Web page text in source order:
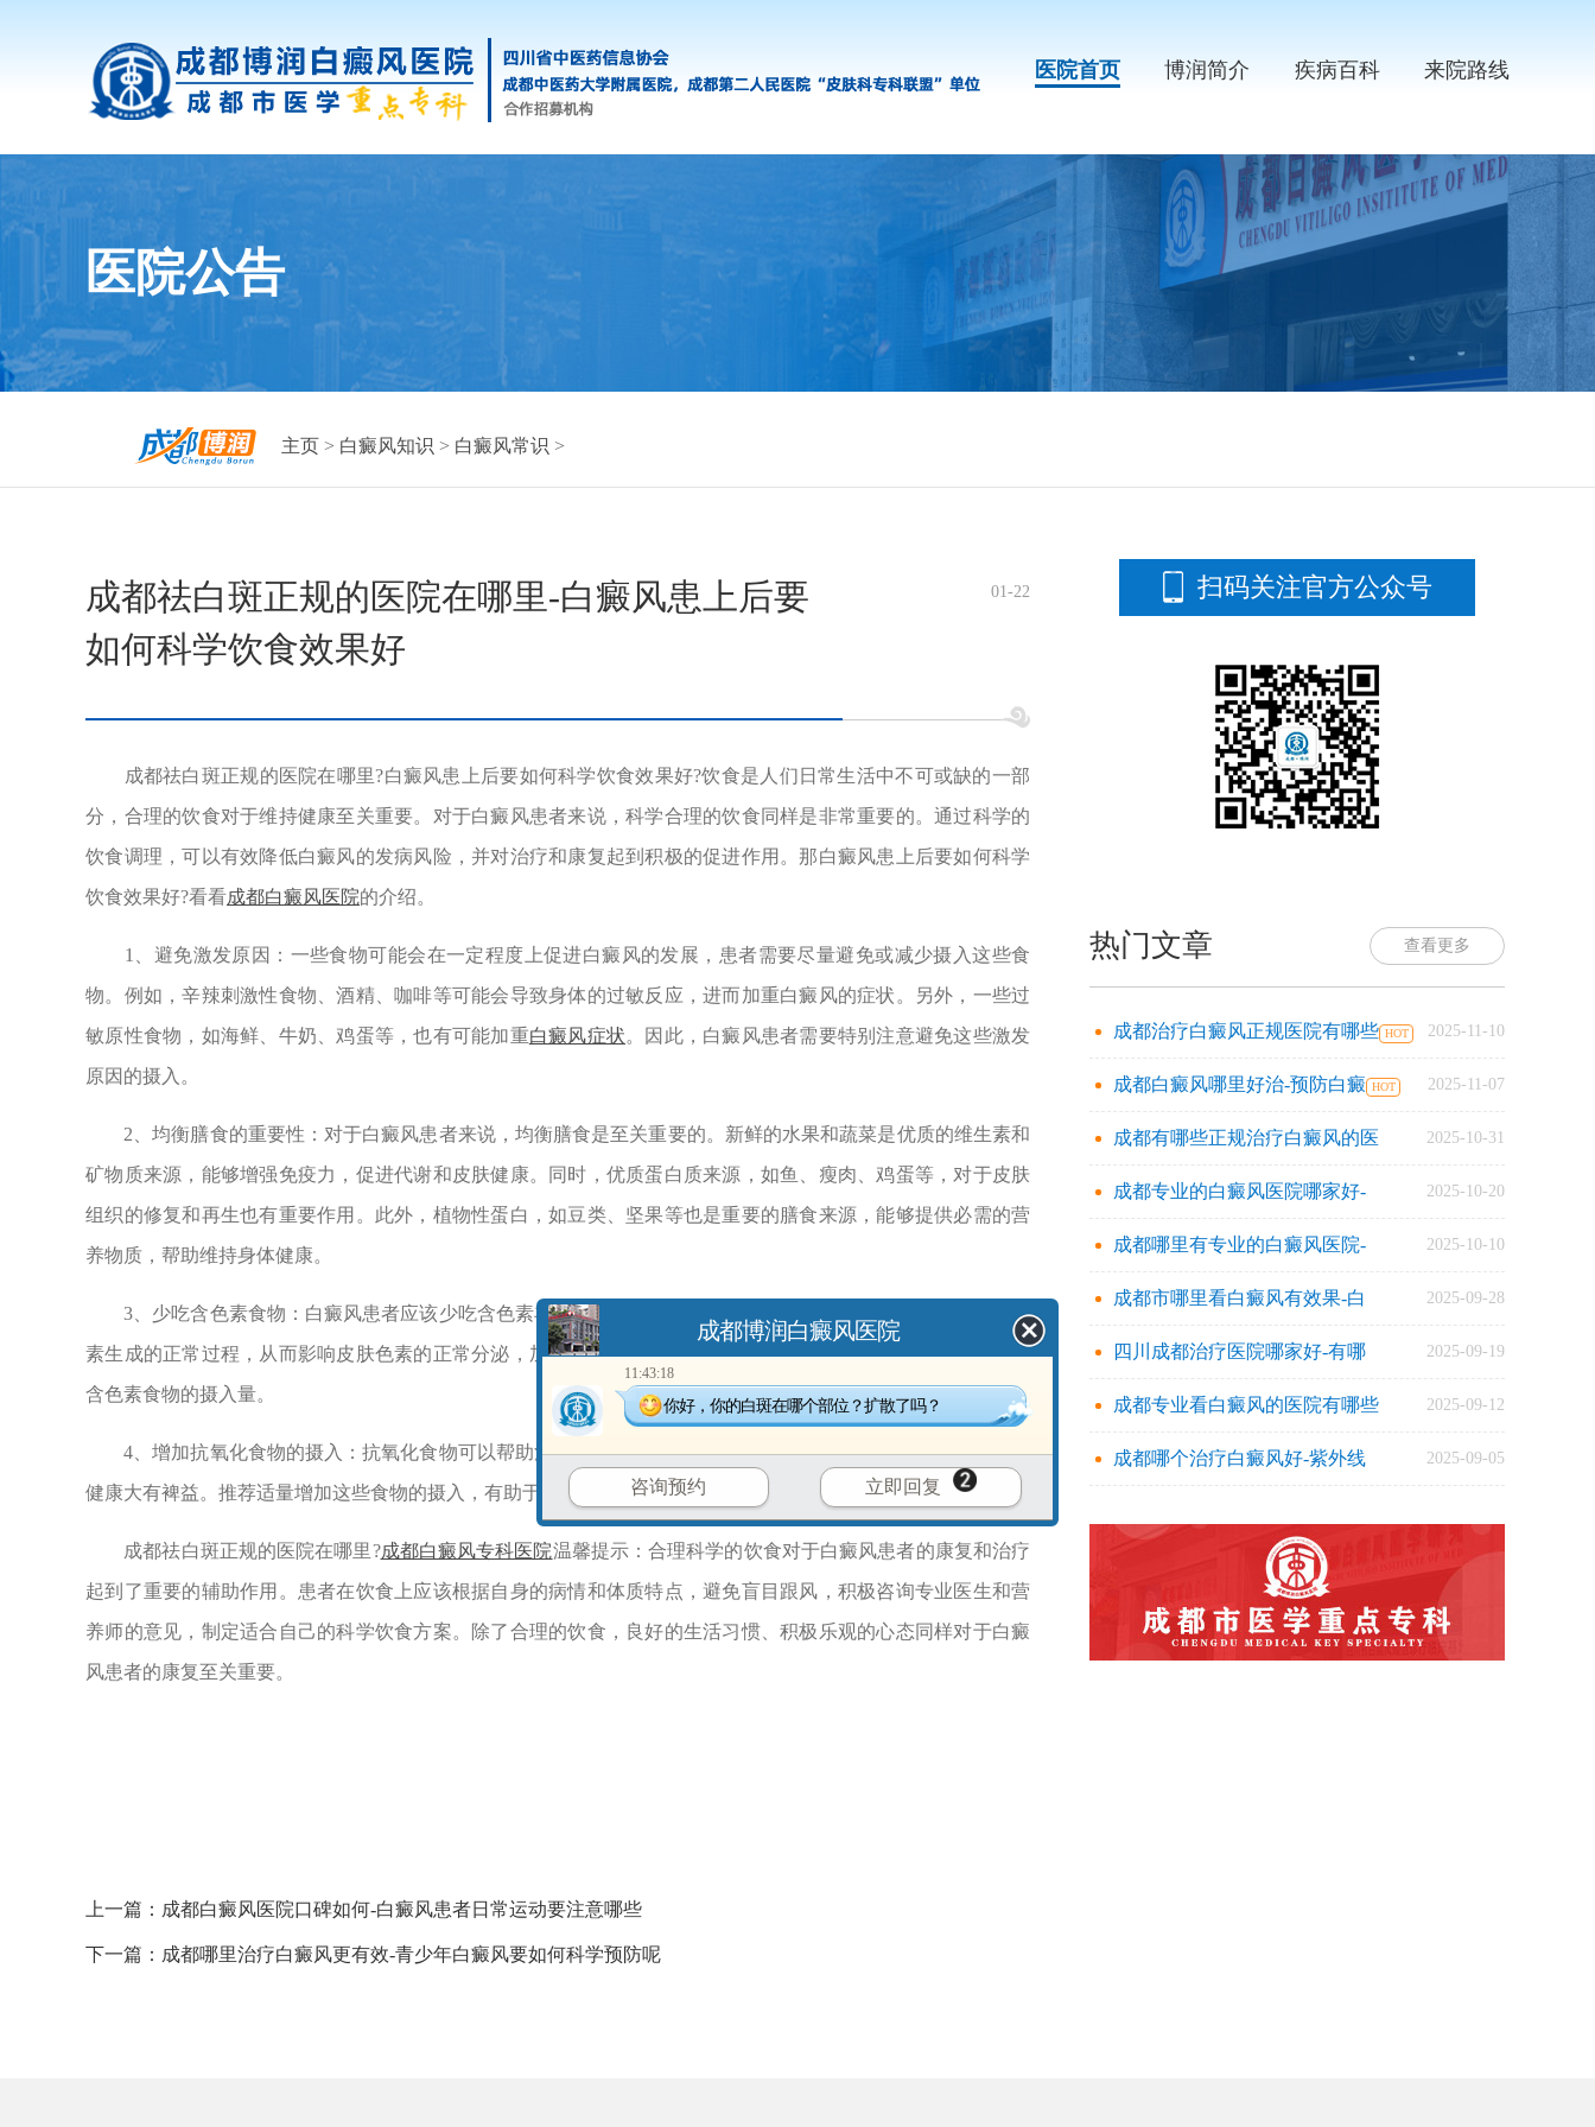
医院首页 博润简介 疾病百科 来院路线
医院公告
主页 > 白癜风知识 > 白癜风常识 >
成都祛白斑正规的医院在哪里-白癜风患上后要
如何科学饮食效果好
01-22
成都祛白斑正规的医院在哪里?白癜风患上后要如何科学饮食效果好?饮食是人们日常生活中不可或缺的一部
分，合理的饮食对于维持健康至关重要。对于白癜风患者来说，科学合理的饮食同样是非常重要的。通过科学的
饮食调理，可以有效降低白癜风的发病风险，并对治疗和康复起到积极的促进作用。那白癜风患上后要如何科学
饮食效果好?看看成都白癜风医院的介绍。
1、避免激发原因：一些食物可能会在一定程度上促进白癜风的发展，患者需要尽量避免或减少摄入这些食
物。例如，辛辣刺激性食物、酒精、咖啡等可能会导致身体的过敏反应，进而加重白癜风的症状。另外，一些过
敏原性食物，如海鲜、牛奶、鸡蛋等，也有可能加重白癜风症状。因此，白癜风患者需要特别注意避免这些激发
原因的摄入。
2、均衡膳食的重要性：对于白癜风患者来说，均衡膳食是至关重要的。新鲜的水果和蔬菜是优质的维生素和
矿物质来源，能够增强免疫力，促进代谢和皮肤健康。同时，优质蛋白质来源，如鱼、瘦肉、鸡蛋等，对于皮肤
组织的修复和再生也有重要作用。此外，植物性蛋白，如豆类、坚果等也是重要的膳食来源，能够提供必需的营
养物质，帮助维持身体健康。
3、少吃含色素食物：白癜风患者应该少吃含色素丰富的食物，如咖啡、浓茶等。因为这些食物可能会干扰色
素生成的正常过程，从而影响皮肤色素的正常分泌，加剧病情的发展。所以，在日常饮食中，应该尽量减少这类
含色素食物的摄入量。
4、增加抗氧化食物的摄入：抗氧化食物可以帮助清除自由基，增强细胞的抵抗力，对于白癜风患者恢复皮肤
健康大有裨益。推荐适量增加这些食物的摄入，有助于改善体内氧化应激反应。
成都祛白斑正规的医院在哪里?成都白癜风专科医院温馨提示：合理科学的饮食对于白癜风患者的康复和治疗
起到了重要的辅助作用。患者在饮食上应该根据自身的病情和体质特点，避免盲目跟风，积极咨询专业医生和营
养师的意见，制定适合自己的科学饮食方案。除了合理的饮食，良好的生活习惯、积极乐观的心态同样对于白癜
风患者的康复至关重要。
上一篇： 成都白癜风医院口碑如何-白癜风患者日常运动要注意哪些
下一篇： 成都哪里治疗白癜风更有效-青少年白癜风要如何科学预防呢
扫码关注官方公众号
热门文章 查看更多
成都治疗白癜风正规医院有哪些 2025-11-10
成都白癜风哪里好治-预防白癜 2025-11-07
成都有哪些正规治疗白癜风的医 2025-10-31
成都专业的白癜风医院哪家好- 2025-10-20
成都哪里有专业的白癜风医院- 2025-10-10
成都市哪里看白癜风有效果-白 2025-09-28
四川成都治疗医院哪家好-有哪 2025-09-19
成都专业看白癜风的医院有哪些 2025-09-12
成都哪个治疗白癜风好-紫外线 2025-09-05
成都博润白癜风医院
11:43:18
你好，你的白斑在哪个部位？扩散了吗？
咨询预约 立即回复